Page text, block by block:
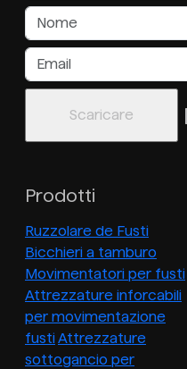
Prodotti
Ruzzolare de Fusti
Bicchieri a tamburo
Movimentatori per fusti
Attrezzature inforcabili
per movimentazione
fustiAttrezzature
sottogancio per